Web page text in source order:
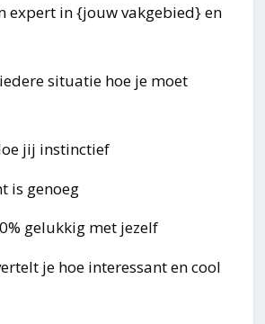
expert in {jouw vakgebied} en
situatie hoe je moet
jij instinctief
is genoeg
gelukkig met jezelf
je hoe interessant en cool